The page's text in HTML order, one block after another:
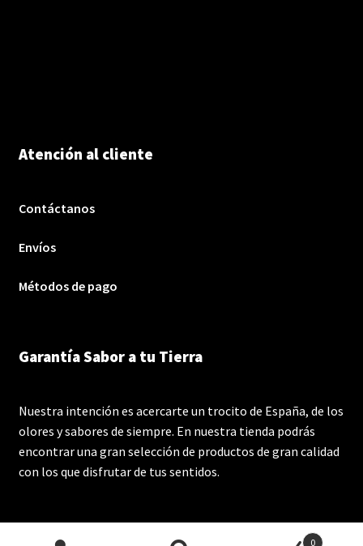
Atención al cliente
Contáctanos
Envíos
Métodos de pago
Garantía Sabor a tu Tierra
Nuestra intención es acercarte un trocito de España, de los
olores y sabores de siempre. En nuestra tienda podrás
encontrar una gran selección de productos de gran calidad
con los que disfrutar de tus sentidos.
0